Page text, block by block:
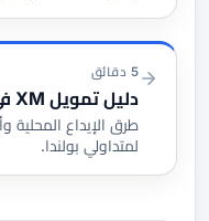
5 دقائق
دليل تمويل XM في بولندا
طرق الإيداع المحلية
لمتداولي بولندا.